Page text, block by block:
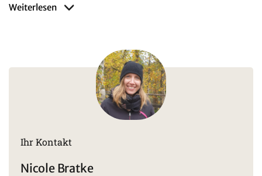
ihre Spuren hinterlassen. Das halbe Land ist von Wäldern
um genau zu sein! Naturliebhaber, Kulturinteressierte und
Aktive kommen hier gleichermassen auf ihre Kosten. Und
wenn Sie Wert auf gute Küche legen, haben wir damit
gleich noch ein Argument, warum sich eine Reise ins kleine
«Nordland» Estland erst recht lohnt. Tere Tulemast!
Weiterlesen
Ihr Kontakt
Nicole Bratke